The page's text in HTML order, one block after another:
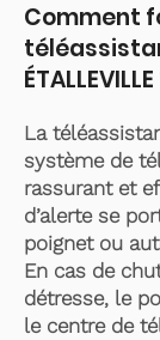
Comment
ÉTALLEVILLE
La
système de
rassurant et
d’alerte se
poignet ou
En cas de
détresse, le
le centre de